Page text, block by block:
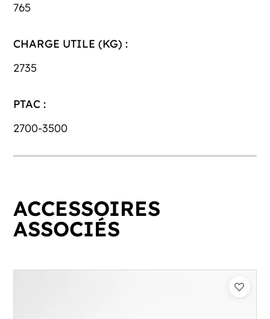
765
CHARGE UTILE (KG) :
2735
PTAC :
2700-3500
ACCESSOIRES
ASSOCIÉS